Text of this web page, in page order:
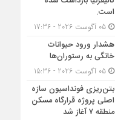
است.
05 آگوست 2026 - 17:36
هشدار ورود حیوانات
خانگی به رستوران‌ها
05 آگوست 2026 - 15:36
بتن‌ریزی فونداسیون سازه
اصلی پروژه قرارگاه مسکن
منطقه ۷ آغاز شد